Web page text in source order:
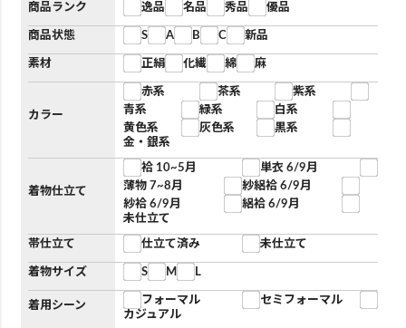
商品ランク 逸品 名品 秀品 優品
商品状態 S A B C 新品
素材 正絹 化繊 綿 麻
カラー
赤系 茶系
紫系
青系
緑系
白系
黄色系
灰色系
黒系
金・銀系
着物仕立て
袷 10~5月
単衣 6/9月
薄物 7~8月
紗絽袷 6/9月
紗袷 6/9月
絽袷 6/9月
未仕立て
帯仕立て 仕立て済み 未仕立て
着物サイズ S M L
着用シーン フォーマル
セミフォーマル
カジュアル